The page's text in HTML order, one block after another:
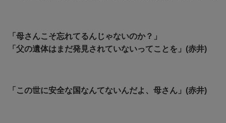
「母さんこそ忘れてるんじゃないのか？」
「父の遺体はまだ発見されていないってことを」(赤井)
「この世に安全な国なんてないんだよ、母さん」(赤井)